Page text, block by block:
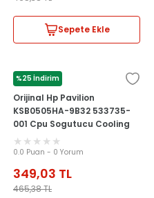
Sepete Ekle
%25 İndirim
HP
Orijinal Hp Pavilion
KSB0505HA-9B32 533735-
001 Cpu Sogutucu Cooling
Fan
0.0 Puan - 0 Yorum
349,03 TL
465,38TL